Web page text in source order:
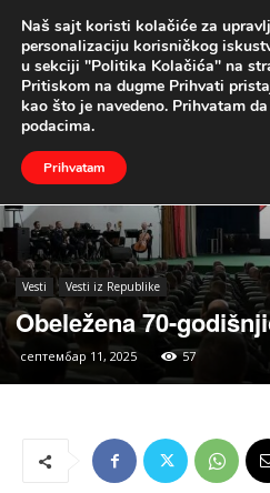
Naslovna Vesti Vesti iz Republike
Vesti Vesti iz Republike
Obeležena 70-
септембар 11, 2025 57
Naš sajt koristi kolačiće za
personalizaciju korisničkog
u sekciji "Politika Kolačića" na
Pritiskom na dugme Prihvati
kao što je navedeno. Prihvatam
podacima.
Prihvatam